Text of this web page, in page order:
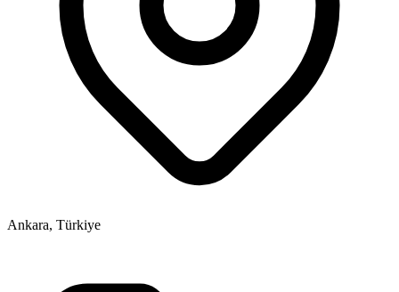
Ankara, Türkiye